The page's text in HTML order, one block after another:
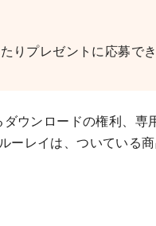
りプレゼントに応募で
ウンロードの権利、専
ーレイは、ついている